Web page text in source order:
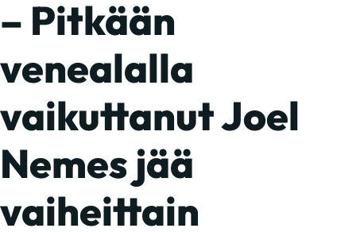
– Pitkään
venealalla
vaikuttanut Joel
Nemes jää
vaiheittain